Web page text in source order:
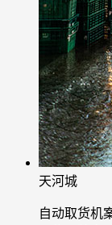
天河城
自动取货机